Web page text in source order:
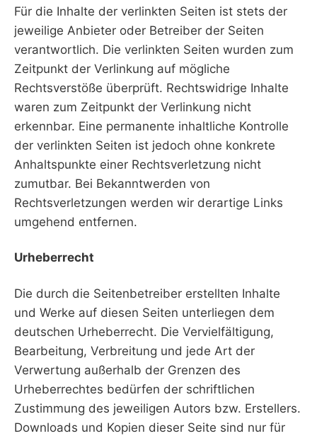
Für die Inhalte der verlinkten Seiten ist stets der
jeweilige Anbieter oder Betreiber der Seiten
verantwortlich. Die verlinkten Seiten wurden zum
Zeitpunkt der Verlinkung auf mögliche
Rechtsverstöße überprüft. Rechtswidrige Inhalte
waren zum Zeitpunkt der Verlinkung nicht
erkennbar. Eine permanente inhaltliche Kontrolle
der verlinkten Seiten ist jedoch ohne konkrete
Anhaltspunkte einer Rechtsverletzung nicht
zumutbar. Bei Bekanntwerden von
Rechtsverletzungen werden wir derartige Links
umgehend entfernen.
Urheberrecht
Die durch die Seitenbetreiber erstellten Inhalte
und Werke auf diesen Seiten unterliegen dem
deutschen Urheberrecht. Die Vervielfältigung,
Bearbeitung, Verbreitung und jede Art der
Verwertung außerhalb der Grenzen des
Urheberrechtes bedürfen der schriftlichen
Zustimmung des jeweiligen Autors bzw. Erstellers.
Downloads und Kopien dieser Seite sind nur für